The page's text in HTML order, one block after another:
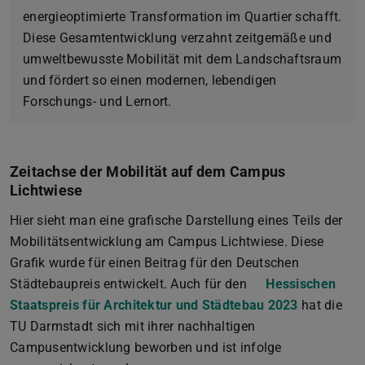
energieoptimierte Transformation im Quartier schafft.
Diese Gesamtentwicklung verzahnt zeitgemäße und
umweltbewusste Mobilität mit dem Landschaftsraum
und fördert so einen modernen, lebendigen
Forschungs- und Lernort.
Zeitachse der Mobilität auf dem Campus
Lichtwiese
Hier sieht man eine grafische Darstellung eines Teils der
Mobilitätsentwicklung am Campus Lichtwiese. Diese
Grafik wurde für einen Beitrag für den Deutschen
Städtebaupreis entwickelt. Auch für den
Hessischen
Staatspreis für Architektur und Städtebau 2023 hat die
TU Darmstadt sich mit ihrer nachhaltigen
Campusentwicklung beworben und ist infolge